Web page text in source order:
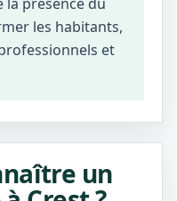
les habitants,
et
un